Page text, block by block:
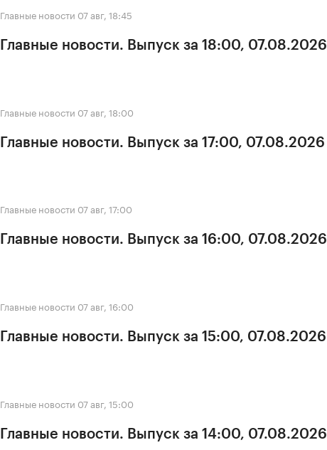
Главные новости 07 авг, 18:45
Главные новости. Выпуск за 18:00, 07.08.2026
Главные новости 07 авг, 18:00
Главные новости. Выпуск за 17:00, 07.08.2026
Главные новости 07 авг, 17:00
Главные новости. Выпуск за 16:00, 07.08.2026
Главные новости 07 авг, 16:00
Главные новости. Выпуск за 15:00, 07.08.2026
Главные новости 07 авг, 15:00
Главные новости. Выпуск за 14:00, 07.08.2026